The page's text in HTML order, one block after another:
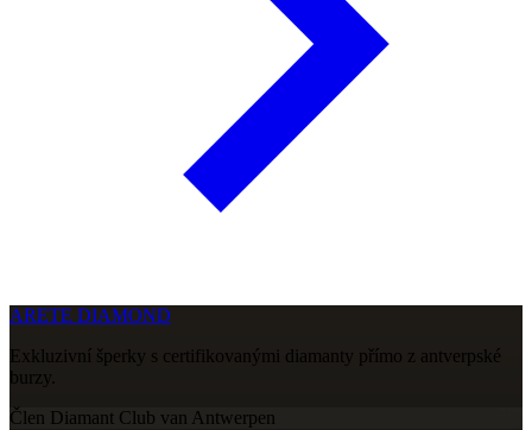
ARETE DIAMOND
Exkluzivní šperky s certifikovanými diamanty přímo z antverpské
burzy.
Člen Diamant Club van Antwerpen